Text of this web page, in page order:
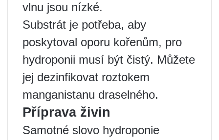
vlnu jsou nízké.
Substrát je potřeba, aby
poskytoval oporu kořenům, pro
hydroponii musí být čistý. Můžete
jej dezinfikovat roztokem
manganistanu draselného.
Příprava živin
Samotné slovo hydroponie